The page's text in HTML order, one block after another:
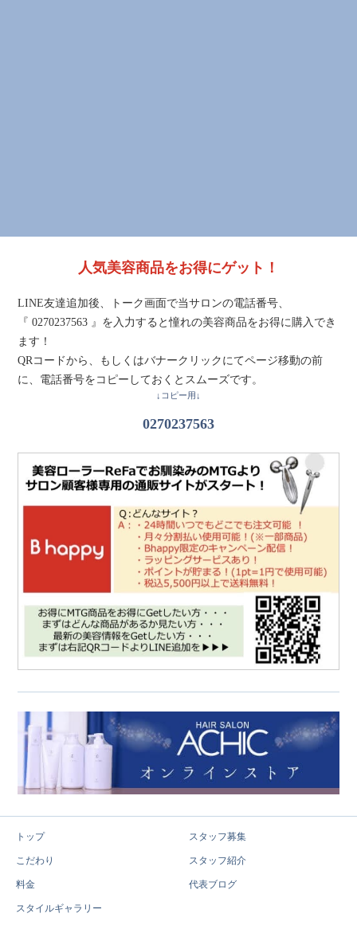
人気美容商品をお得にゲット！
LINE友達追加後、トーク画面で当サロンの電話番号、
『 0270237563 』を入力すると憧れの美容商品をお得に購入でき
ます！
QRコードから、もしくはバナークリックにてページ移動の前
に、電話番号をコピーしておくとスムーズです。
↓コピー用↓
0270237563
トップ
こだわり
料金
スタイルギャラリー
スタッフ募集
スタッフ紹介
代表ブログ